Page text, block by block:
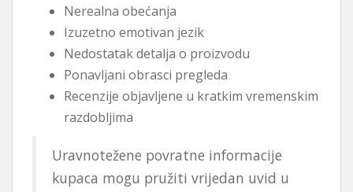
Nerealna obećanja
Izuzetno emotivan jezik
Nedostatak detalja o proizvodu
Ponavljani obrasci pregleda
Recenzije objavljene u kratkim vremenskim
razdobljima
Uravnotežene povratne informacije
kupaca mogu pružiti vrijedan uvid u